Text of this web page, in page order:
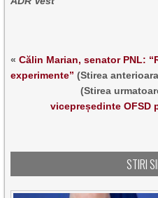
«Călin Marian, senator PNL:
experimente” (Stirea
(Stirea
vicepreședinte OFSD
STIRI